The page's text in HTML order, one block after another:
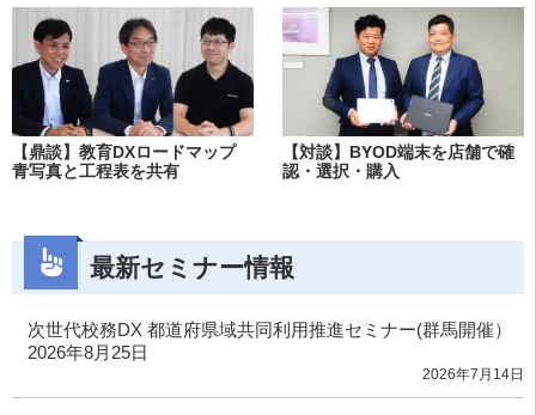
【鼎談】教育DXロードマップ
青写真と工程表を共有
【対談】BYOD端末を店舗で確
認・選択・購入
最新セミナー情報
次世代校務DX 都道府県域共同利用推進セミナー(群馬開催）
2026年8月25日
2026年7月14日